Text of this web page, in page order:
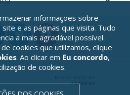
informações sobre
e as páginas que visita. Tudo
a mais agradável possível.
cookies que utilizamos, clique
. Ao clicar em Eu concordo,
de cookies.